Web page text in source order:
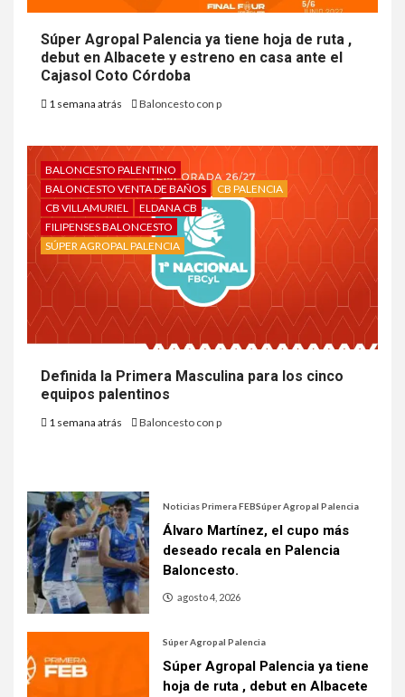
Súper Agropal Palencia ya tiene hoja de ruta ,
debut en Albacete y estreno en casa ante el
Cajasol Coto Córdoba
1 semana atrás Baloncesto con p
BALONCESTO PALENTINO
BALONCESTO VENTA DE BAÑOS
CB PALENCIA
CB VILLAMURIEL
ELDANA CB
FILIPENSES BALONCESTO
SÚPER AGROPAL PALENCIA
Definida la Primera Masculina para los cinco
equipos palentinos
1 semana atrás Baloncesto con p
Noticias Primera FEBSúper Agropal Palencia
Álvaro Martínez, el cupo más
deseado recala en Palencia
Baloncesto.
agosto 4, 2026
Súper Agropal Palencia
Súper Agropal Palencia ya tiene
hoja de ruta , debut en Albacete